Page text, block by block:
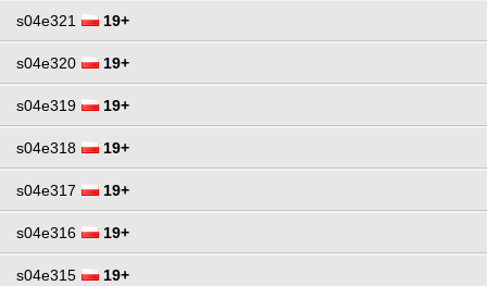
s04e321 19+
s04e320 19+
s04e319 19+
s04e318 19+
s04e317 19+
s04e316 19+
s04e315 19+